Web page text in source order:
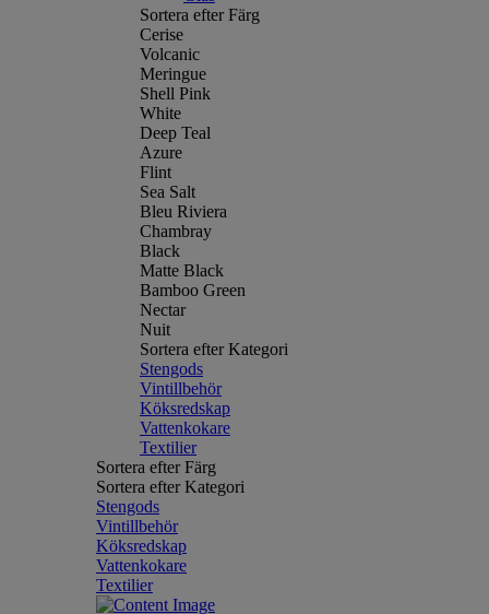
Sortera efter Färg
Cerise
Volcanic
Meringue
Shell Pink
White
Deep Teal
Azure
Flint
Sea Salt
Bleu Riviera
Chambray
Black
Matte Black
Bamboo Green
Nectar
Nuit
Sortera efter Kategori
Stengods
Vintillbehör
Köksredskap
Vattenkokare
Textilier
Sortera efter Färg
Sortera efter Kategori
Stengods
Vintillbehör
Köksredskap
Vattenkokare
Textilier